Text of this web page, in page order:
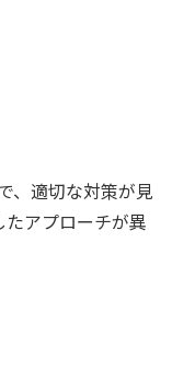
、適切な対策が見
アプローチが異